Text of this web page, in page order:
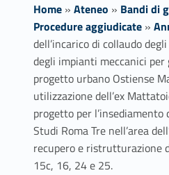
Home» Ateneo » Bandi di
Procedure aggiudicate»
dell’incarico di collaudo
degli impianti meccanici
progetto urbano Ostiense
utilizzazione dell’ex
progetto per l’insediamento
Studi Roma Tre nell’area
recupero e ristrutturazione
15c, 16, 24 e 25.